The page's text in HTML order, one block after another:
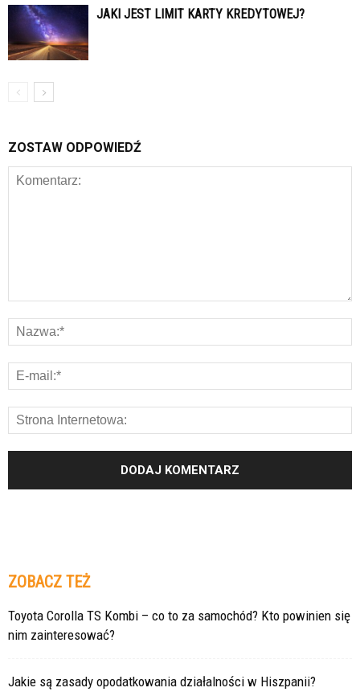
JAKI JEST LIMIT KARTY KREDYTOWEJ?
ZOSTAW ODPOWIEDŹ
ZOBACZ TEŻ
Toyota Corolla TS Kombi – co to za samochód? Kto powinien się
nim zainteresować?
Jakie są zasady opodatkowania działalności w Hiszpanii?